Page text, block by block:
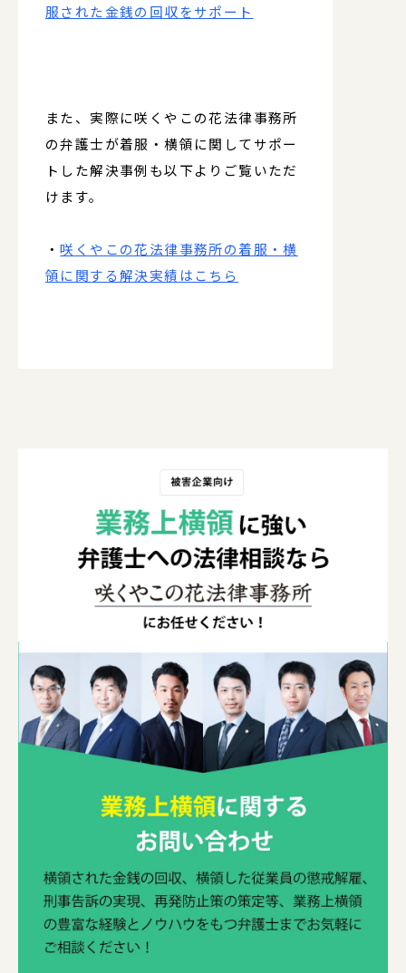
服された金銭の回収をサポート
また、実際に咲くやこの花法律事務所
の弁護士が着服・横領に関してサポー
トした解決事例も以下よりご覧いただ
けます。
・咲くやこの花法律事務所の着服・横
領に関する解決実績はこちら